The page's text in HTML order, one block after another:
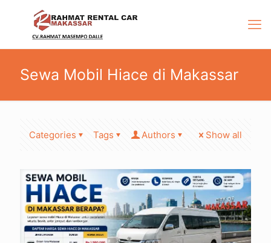
Sewa Mobil Hiace di Makassar
Categories Tags Authors Show all